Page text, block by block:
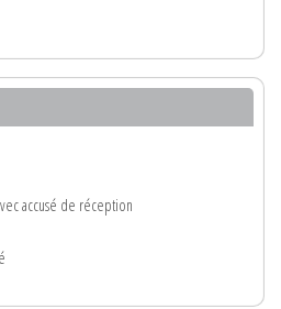
accusé de réception